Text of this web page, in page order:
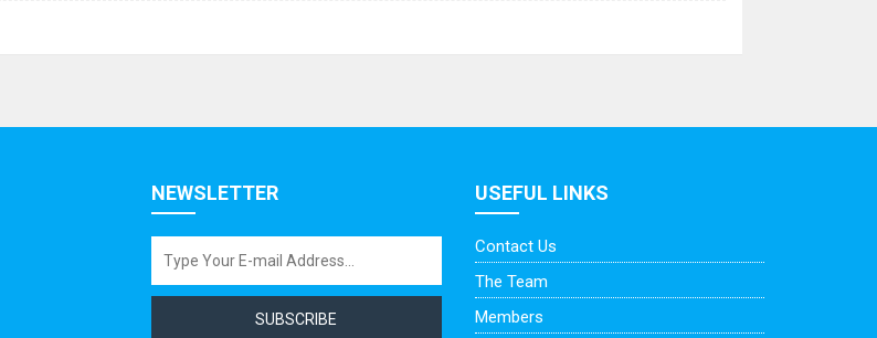
NEWSLETTER
SUBSCRIBE
USEFUL LINKS
Contact Us
The Team
Members